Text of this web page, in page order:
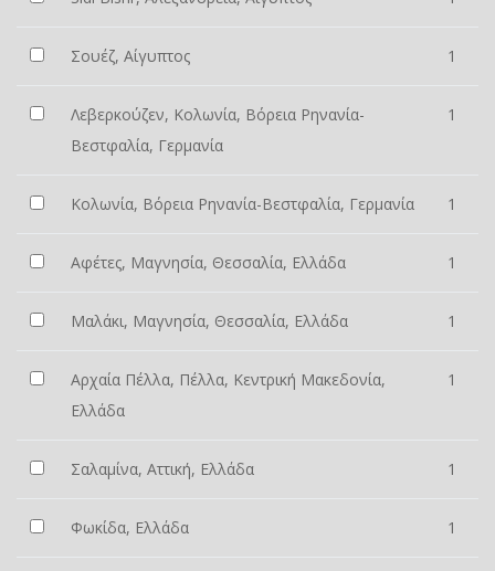
Σουέζ, Αίγυπτος 1
Λεβερκούζεν, Κολωνία, Βόρεια Ρηνανία-
Βεστφαλία, Γερμανία
1
Κολωνία, Βόρεια Ρηνανία-Βεστφαλία, Γερμανία 1
Αφέτες, Μαγνησία, Θεσσαλία, Ελλάδα 1
Μαλάκι, Μαγνησία, Θεσσαλία, Ελλάδα 1
Αρχαία Πέλλα, Πέλλα, Κεντρική Μακεδονία,
Ελλάδα
1
Σαλαμίνα, Αττική, Ελλάδα 1
Φωκίδα, Ελλάδα 1